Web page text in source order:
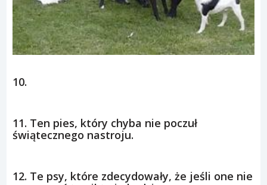
10.
11. Ten pies, który chyba nie poczuł
świątecznego nastroju.
12. Te psy, które zdecydowały, że jeśli one nie